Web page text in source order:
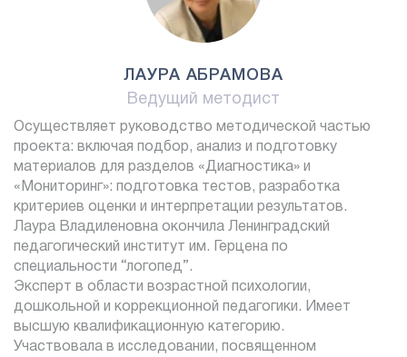
ЛАУРА АБРАМОВА
Ведущий методист
Осуществляет руководство методической частью
проекта: включая подбор, анализ и подготовку
материалов для разделов «Диагностика» и
«Мониторинг»: подготовка тестов, разработка
критериев оценки и интерпретации результатов.
Лаура Владиленовна окончила Ленинградский
педагогический институт им. Герцена по
специальности “логопед”.
Эксперт в области возрастной психологии,
дошкольной и коррекционной педагогики. Имеет
высшую квалификационную категорию.
Участвовала в исследовании, посвященном